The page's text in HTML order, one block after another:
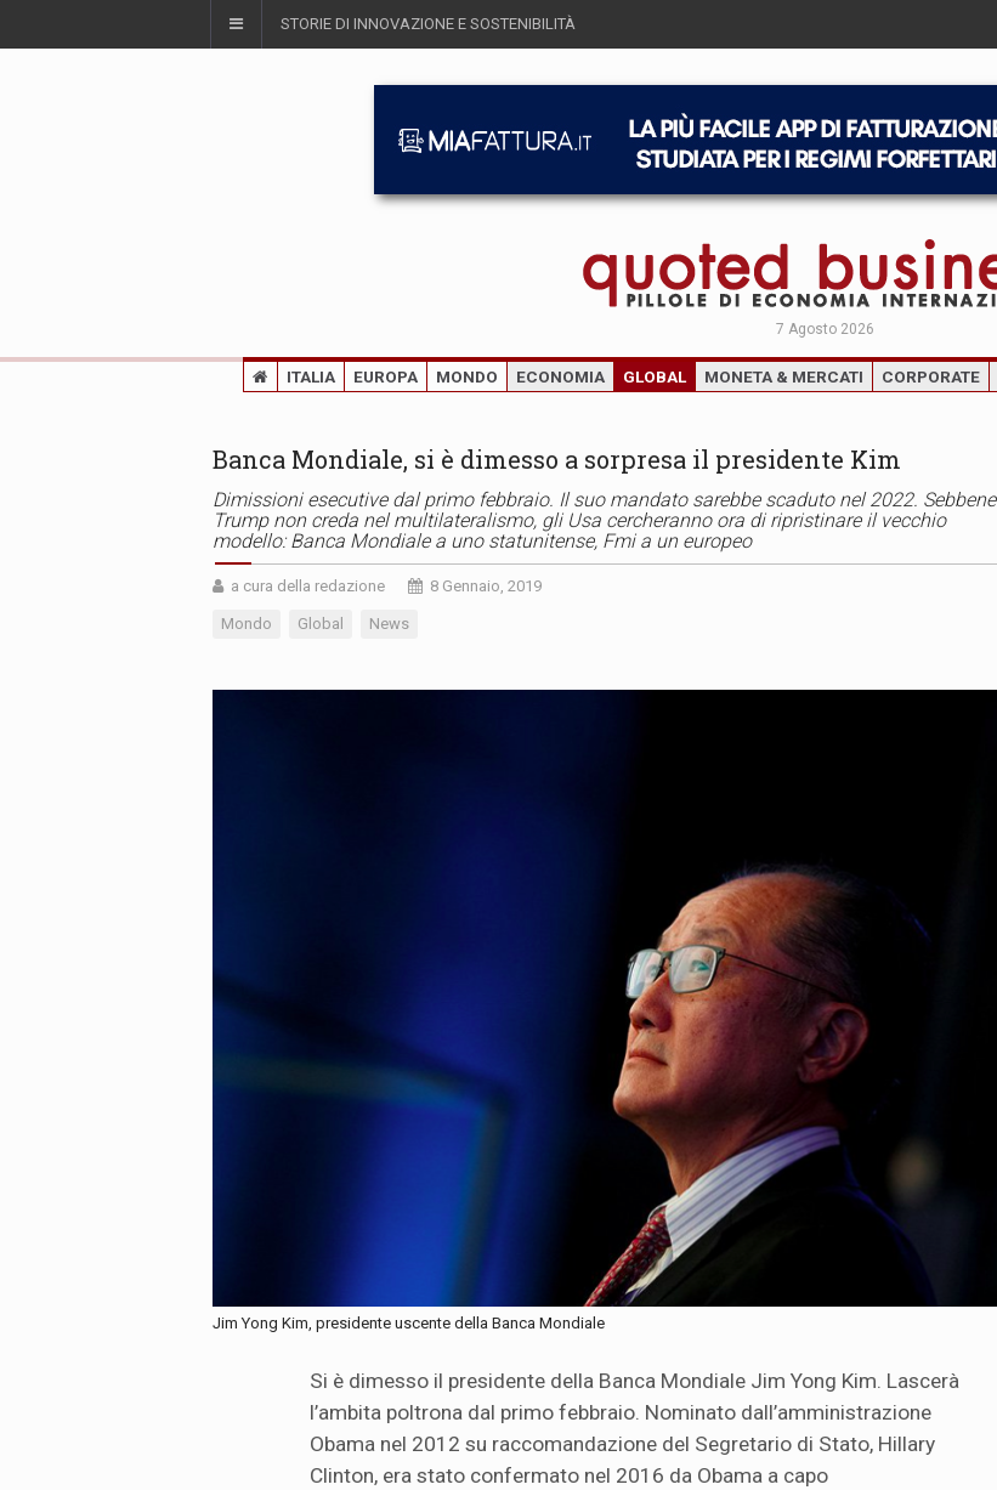
STORIE DI INNOVAZIONE E SOSTENIBILITÀ
7 Agosto 2026
ITALIA EUROPA MONDO ECONOMIA GLOBAL MONETA & MERCATI CORPORATE
Banca Mondiale, si è dimesso a sorpresa il presidente Kim
Dimissioni esecutive dal primo febbraio. Il suo mandato sarebbe scaduto nel 2022. Sebbene
Trump non creda nel multilateralismo, gli Usa cercheranno ora di ripristinare il vecchio
modello: Banca Mondiale a uno statunitense, Fmi a un europeo
a cura della redazione 8 Gennaio, 2019
Mondo Global News
Jim Yong Kim, presidente uscente della Banca Mondiale
Si è dimesso il presidente della Banca Mondiale Jim Yong Kim. Lascerà
l’ambita poltrona dal primo febbraio. Nominato dall’amministrazione
Obama nel 2012 su raccomandazione del Segretario di Stato, Hillary
Clinton, era stato confermato nel 2016 da Obama a capo